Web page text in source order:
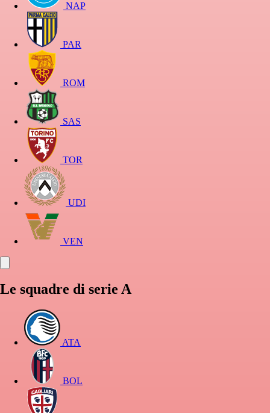
NAP
PAR
ROM
SAS
TOR
UDI
VEN
Le squadre di serie A
ATA
BOL